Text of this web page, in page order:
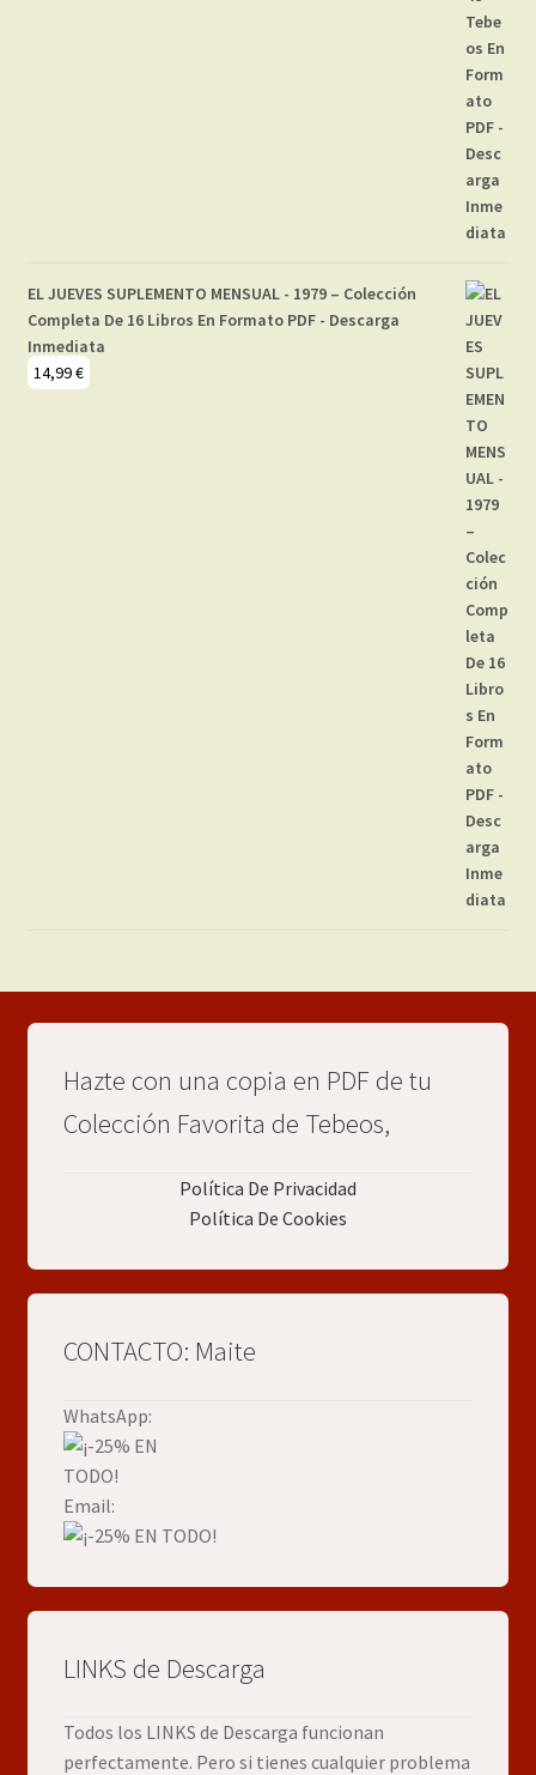
EL JUEVES SUPLEMENTO MENSUAL - 1979 – Colección
Completa De 16 Libros En Formato PDF - Descarga
Inmediata
14,99€
Hazte con una copia en PDF de tu
Colección Favorita de Tebeos,
Política De Privacidad
Política De Cookies
CONTACTO: Maite
WhatsApp:
Email:
LINKS de Descarga
Todos los LINKS de Descarga funcionan
perfectamente. Pero si tienes cualquier problema